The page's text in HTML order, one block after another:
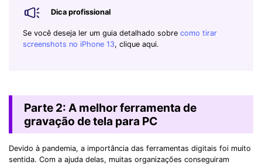
Dica profissional
Se você deseja ler um guia detalhado sobre como tirar
screenshots no iPhone 13, clique aqui.
Parte 2: A melhor ferramenta de
gravação de tela para PC
Devido à pandemia, a importância das ferramentas digitais foi muito
sentida. Com a ajuda delas, muitas organizações conseguiram